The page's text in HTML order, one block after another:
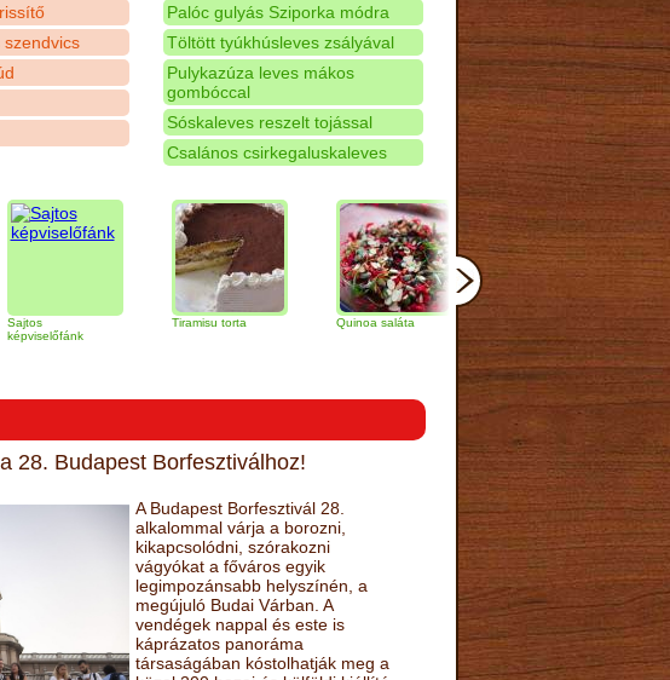
Palóc gulyás Sziporka módra
Töltött tyúkhúsleves zsályával
Pulykazúza leves mákos
gombóccal
Sóskaleves reszelt tojással
Csalános csirkegaluskaleves
Tiramisu torta Quinoa saláta Mandulás kifli
narancs
28. Budapest Borfesztiválhoz!
A Budapest Borfesztivál 28.
alkalommal várja a borozni,
kikapcsolódni, szórakozni
vágyókat a főváros egyik
legimpozánsabb helyszínén, a
megújuló Budai Várban. A
vendégek nappal és este is
káprázatos panoráma
társaságában kóstolhatják meg a